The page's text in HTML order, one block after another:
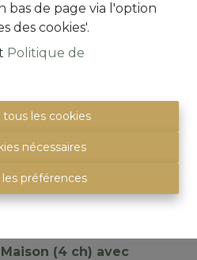
bas de page via l'option
des cookies'.
Politique de
les cookies
nécessaires
préférences
(4 ch) avec